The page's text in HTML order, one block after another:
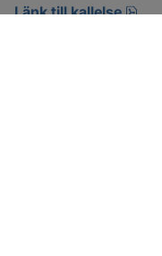
Länk till kallelse